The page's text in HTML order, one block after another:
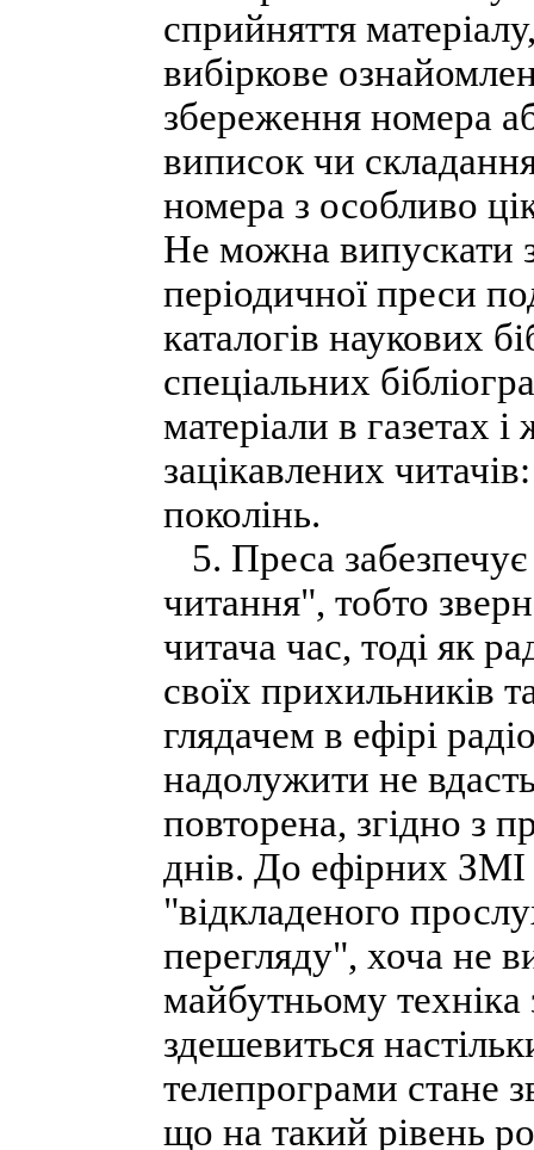
сприйняття
вибіркове
збереження номера
виписок чи
номера з особливо
Не можна випускати
періодичної преси
каталогів наукових
спеціальних
матеріали в газетах
зацікавлених
поколінь.
5. Преса
читання", тобто
читача час, тоді як
своїх прихильників
глядачем в ефірі
надолужити не
повторена, згідно з
днів. До ефірних ЗМІ
"відкладеного
перегляду", хоча не
майбутньому
здешевиться
телепрограми стане
що на такий рівень